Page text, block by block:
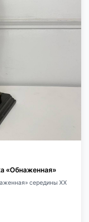
«Обнаженная»
середины XX